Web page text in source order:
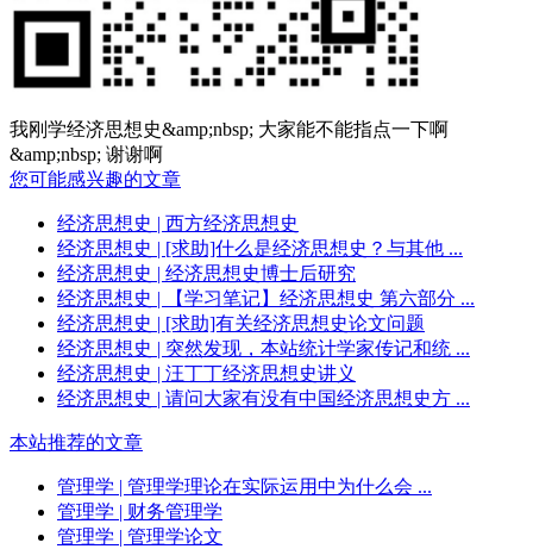
我刚学经济思想史&amp;nbsp; 大家能不能指点一下啊
&amp;nbsp; 谢谢啊
您可能感兴趣的文章
经济思想史 | 西方经济思想史
经济思想史 | [求助]什么是经济思想史？与其他 ...
经济思想史 | 经济思想史博士后研究
经济思想史 | 【学习笔记】经济思想史 第六部分 ...
经济思想史 | [求助]有关经济思想史论文问题
经济思想史 | 突然发现，本站统计学家传记和统 ...
经济思想史 | 汪丁丁经济思想史讲义
经济思想史 | 请问大家有没有中国经济思想史方 ...
本站推荐的文章
管理学 | 管理学理论在实际运用中为什么会 ...
管理学 | 财务管理学
管理学 | 管理学论文